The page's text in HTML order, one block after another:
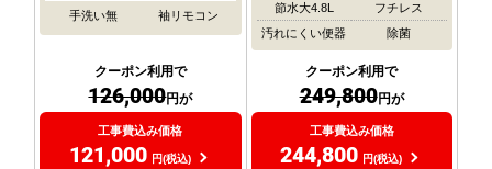
手洗い無 袖リモコン
クーポン利用で
126,000円が
工事費込み価格
121,000 円(税込)
節水大4.8L
フチレス
汚れにくい便器
除菌
クーポン利用で
249,800円が
工事費込み価格
244,800 円(税込)